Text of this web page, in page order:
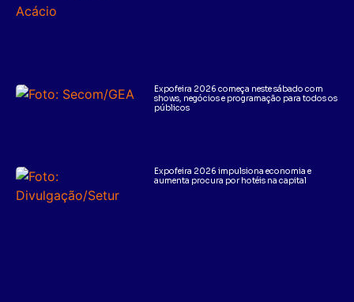
Expofeira 2026 começa neste sábado com
shows, negócios e programação para todos os
públicos
Expofeira 2026 impulsiona economia e
aumenta procura por hotéis na capital